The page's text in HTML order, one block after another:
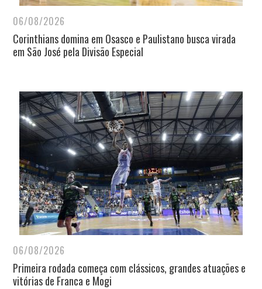
06/08/2026
Corinthians domina em Osasco e Paulistano busca virada
em São José pela Divisão Especial
06/08/2026
Primeira rodada começa com clássicos, grandes atuações e
vitórias de Franca e Mogi